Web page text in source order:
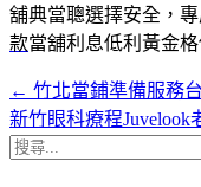
舖典當聰選擇安全，
款當舖利息低利黃金
文
章
← 竹北當鋪準備服務
新竹眼科療程
搜